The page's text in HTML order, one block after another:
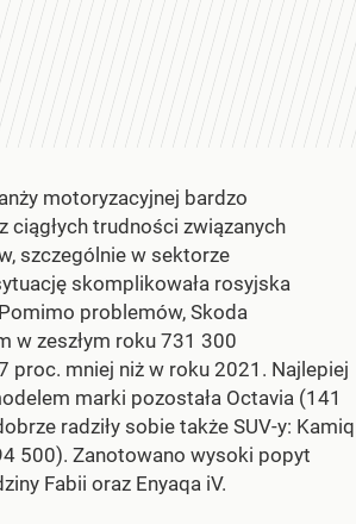
motoryzacyjnej bardzo
ciągłych trudności związanych
szczególnie w sektorze
skomplikowała rosyjska
problemów, Skoda
w zeszłym roku 731 300
proc. mniej niż w roku 2021. Najlepiej
marki pozostała Octavia (141
radziły sobie także SUV-y: Kamiq
500). Zanotowano wysoki popyt
Fabii oraz Enyaqa iV.